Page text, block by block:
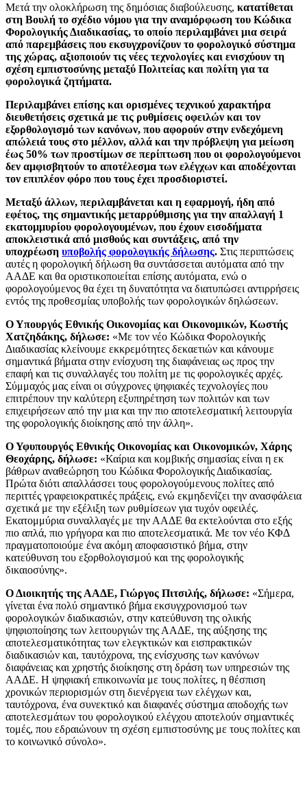
Μετά την ολοκλήρωση της δημόσιας διαβούλευσης, κατατίθεται
στη Βουλή το σχέδιο νόμου για την αναμόρφωση του Κώδικα
Φορολογικής Διαδικασίας, το οποίο περιλαμβάνει μια σειρά
από παρεμβάσεις που εκσυγχρονίζουν το φορολογικό σύστημα
της χώρας, αξιοποιούν τις νέες τεχνολογίες και ενισχύουν τη
σχέση εμπιστοσύνης μεταξύ Πολιτείας και πολίτη για τα
φορολογικά ζητήματα.
Περιλαμβάνει επίσης και ορισμένες τεχνικού χαρακτήρα
διευθετήσεις σχετικά με τις ρυθμίσεις οφειλών και τον
εξορθολογισμό των κανόνων, που αφορούν στην ενδεχόμενη
απώλειά τους στο μέλλον, αλλά και την πρόβλεψη για μείωση
έως 50% των προστίμων σε περίπτωση που οι φορολογούμενοι
δεν αμφισβητούν το αποτέλεσμα των ελέγχων και αποδέχονται
τον επιπλέον φόρο που τους έχει προσδιοριστεί.
Μεταξύ άλλων, περιλαμβάνεται και η εφαρμογή, ήδη από
εφέτος, της σημαντικής μεταρρύθμισης για την απαλλαγή 1
εκατομμυρίου φορολογουμένων, που έχουν εισοδήματα
αποκλειστικά από μισθούς και συντάξεις, από την
υποχρέωση υποβολής φορολογικής δήλωσης. Στις περιπτώσεις
αυτές η φορολογική δήλωση θα συντάσσεται αυτόματα από την
ΑΑΔΕ και θα οριστικοποιείται επίσης αυτόματα, ενώ ο
φορολογούμενος θα έχει τη δυνατότητα να διατυπώσει αντιρρήσεις
εντός της προθεσμίας υποβολής των φορολογικών δηλώσεων.
Ο Υπουργός Εθνικής Οικονομίας και Οικονομικών, Κωστής
Χατζηδάκης, δήλωσε: «Με τον νέο Κώδικα Φορολογικής
Διαδικασίας κλείνουμε εκκρεμότητες δεκαετιών και κάνουμε
σημαντικά βήματα στην ενίσχυση της διαφάνειας ως προς την
επαφή και τις συναλλαγές του πολίτη με τις φορολογικές αρχές.
Σύμμαχός μας είναι οι σύγχρονες ψηφιακές τεχνολογίες που
επιτρέπουν την καλύτερη εξυπηρέτηση των πολιτών και των
επιχειρήσεων από την μια και την πιο αποτελεσματική λειτουργία
της φορολογικής διοίκησης από την άλλη».
Ο Υφυπουργός Εθνικής Οικονομίας και Οικονομικών, Χάρης
Θεοχάρης, δήλωσε: «Καίρια και κομβικής σημασίας είναι η εκ
βάθρων αναθεώρηση του Κώδικα Φορολογικής Διαδικασίας.
Πρώτα διότι απαλλάσσει τους φορολογούμενους πολίτες από
περιττές γραφειοκρατικές πράξεις, ενώ εκμηδενίζει την ανασφάλεια
σχετικά με την εξέλιξη των ρυθμίσεων για τυχόν οφειλές.
Εκατομμύρια συναλλαγές με την ΑΑΔΕ θα εκτελούνται στο εξής
πιο απλά, πιο γρήγορα και πιο αποτελεσματικά. Με τον νέο ΚΦΔ
πραγματοποιούμε ένα ακόμη αποφασιστικό βήμα, στην
κατεύθυνση του εξορθολογισμού και της φορολογικής
δικαιοσύνης».
Ο Διοικητής της ΑΑΔΕ, Γιώργος Πιτσιλής, δήλωσε: «Σήμερα,
γίνεται ένα πολύ σημαντικό βήμα εκσυγχρονισμού των
φορολογικών διαδικασιών, στην κατεύθυνση της ολικής
ψηφιοποίησης των λειτουργιών της ΑΑΔΕ, της αύξησης της
αποτελεσματικότητας των ελεγκτικών και εισπρακτικών
διαδικασιών και, ταυτόχρονα, της ενίσχυσης των κανόνων
διαφάνειας και χρηστής διοίκησης στη δράση των υπηρεσιών της
ΑΑΔΕ. Η ψηφιακή επικοινωνία με τους πολίτες, η θέσπιση
χρονικών περιορισμών στη διενέργεια των ελέγχων και,
ταυτόχρονα, ένα συνεκτικό και διαφανές σύστημα αποδοχής των
αποτελεσμάτων του φορολογικού ελέγχου αποτελούν σημαντικές
τομές, που εδραιώνουν τη σχέση εμπιστοσύνης με τους πολίτες και
το κοινωνικό σύνολο».